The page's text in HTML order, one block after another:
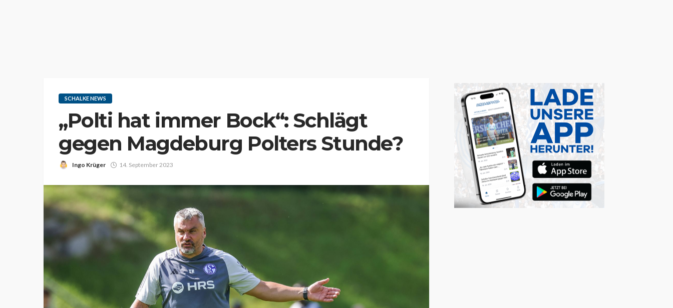
SCHALKE NEWS
„Polti hat immer Bock“: Schlägt
gegen Magdeburg Polters Stunde?
Ingo Krüger 14. September 2023